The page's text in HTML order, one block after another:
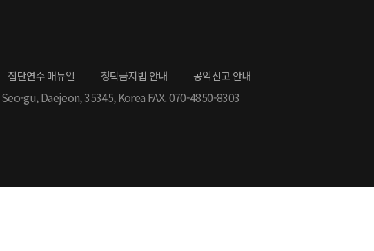
집단연수 매뉴얼 청탁금지법 안내 공익신고 안내
Seo-gu, Daejeon, 35345, Korea FAX. 070-4850-8303